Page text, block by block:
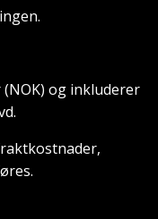
og inkluderer